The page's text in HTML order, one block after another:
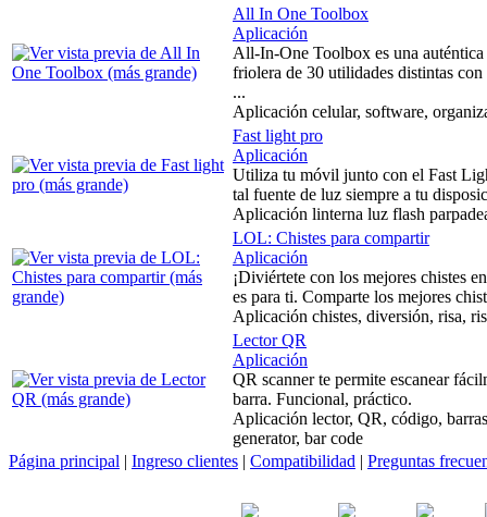
All In One Toolbox
Aplicación
All-In-One Toolbox es una
friolera de 30 utilidades distintas
...
Aplicación celular, software,
Fast light pro
Aplicación
Utiliza tu móvil junto con el Fast
tal fuente de luz siempre a tu
Aplicación linterna luz flash
LOL: Chistes para compartir
Aplicación
¡Diviértete con los mejores chistes
es para ti. Comparte los mejores
Aplicación chistes, diversión, risa,
Lector QR
Aplicación
QR scanner te permite escanear
barra. Funcional, práctico.
Aplicación lector, QR, código,
generator, bar code
Página principal | Ingreso clientes | Compatibilidad | Preguntas